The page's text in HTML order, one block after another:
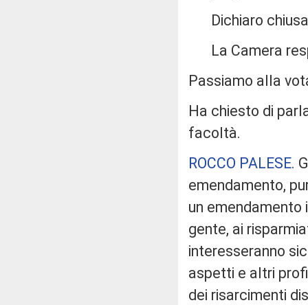
Dichiaro
La Camera
Passiamo alla
Ha chiesto di
facoltà.
ROCCO PALESE.
emendamento,
un
gente, ai
interesseranno
aspetti e altri
dei risarcimenti